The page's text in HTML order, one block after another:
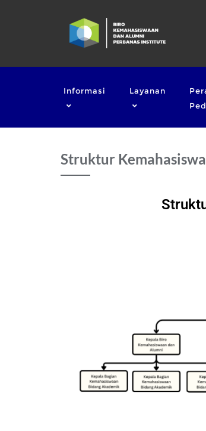
Informasi Layanan
Struktur